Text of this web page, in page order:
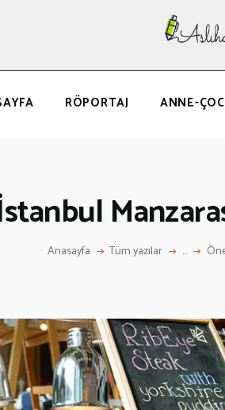
RÖPORTAJ ANNE-
Anasayfa Tüm yazılar ...
ANNE-ÇOCUK
KÜLTÜR SANAT